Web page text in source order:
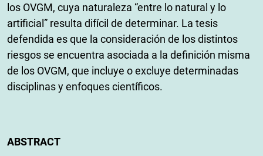
los OVGM, cuya naturaleza “entre lo natural y lo
artificial” resulta difícil de determinar. La tesis
defendida es que la consideración de los distintos
riesgos se encuentra asociada a la definición misma
de los OVGM, que incluye o excluye determinadas
disciplinas y enfoques científicos.
ABSTRACT